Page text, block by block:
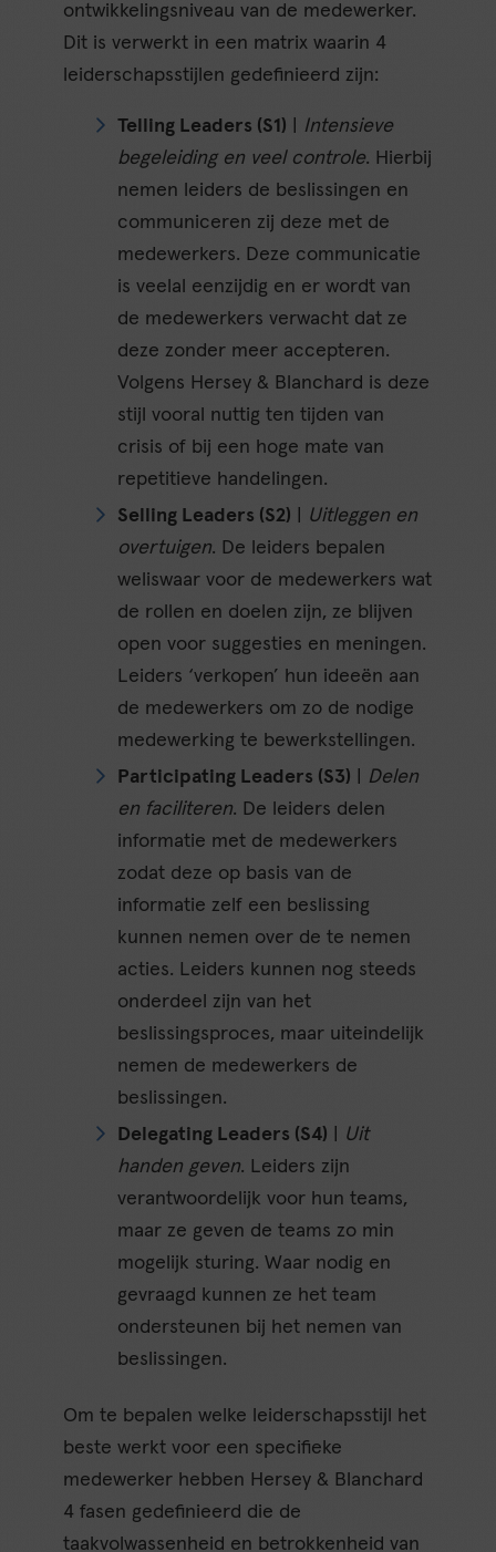
ontwikkelingsniveau van de medewerker.
Dit is verwerkt in een matrix waarin 4
leiderschapsstijlen gedefinieerd zijn:
Telling Leaders (S1)
Intensieve
begeleiding en veel controle. Hierbij
nemen leiders de beslissingen en
communiceren zij deze met de
medewerkers. Deze communicatie
is veelal eenzijdig en er wordt van
de medewerkers verwacht dat ze
deze zonder meer accepteren.
Volgens Hersey & Blanchard is deze
stijl vooral nuttig ten tijden van
crisis of bij een hoge mate van
repetitieve handelingen.
Selling Leaders (S2)
Uitleggen en
overtuigen. De leiders bepalen
weliswaar voor de medewerkers wat
de rollen en doelen zijn, ze blijven
open voor suggesties en meningen.
Leiders ‘verkopen’ hun ideeën aan
de medewerkers om zo de nodige
medewerking te bewerkstellingen.
Participating Leaders (S3)
Delen
en faciliteren. De leiders delen
informatie met de medewerkers
zodat deze op basis van de
informatie zelf een beslissing
kunnen nemen over de te nemen
acties. Leiders kunnen nog steeds
onderdeel zijn van het
beslissingsproces, maar uiteindelijk
nemen de medewerkers de
beslissingen.
Delegating Leaders (S4)
Uit
handen geven. Leiders zijn
verantwoordelijk voor hun teams,
maar ze geven de teams zo min
mogelijk sturing. Waar nodig en
gevraagd kunnen ze het team
ondersteunen bij het nemen van
beslissingen.
Om te bepalen welke leiderschapsstijl het
beste werkt voor een specifieke
medewerker hebben Hersey & Blanchard
4 fasen gedefinieerd die de
taakvolwassenheid en betrokkenheid van